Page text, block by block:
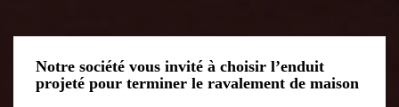
Notre société vous invité à choisir l’enduit
projeté pour terminer le ravalement de maison